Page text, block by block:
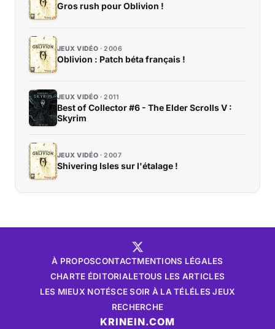
Gros rush pour Oblivion !
JEUX VIDÉO 2006
Oblivion : Patch béta français !
JEUX VIDÉO 2011
Best of Collector #6 - The Elder Scrolls V :
Skyrim
JEUX VIDÉO 2007
Shivering Isles sur l'étalage !
À PROPOSCONTACTMENTIONS LÉGALES
CHARTE ÉDITORIALETOUS LES ARTICLES
LES MIEUX NOTÉSCE SOIR À LA TÉLÉLES JEUX
RECHERCHE
KRINEIN.COM